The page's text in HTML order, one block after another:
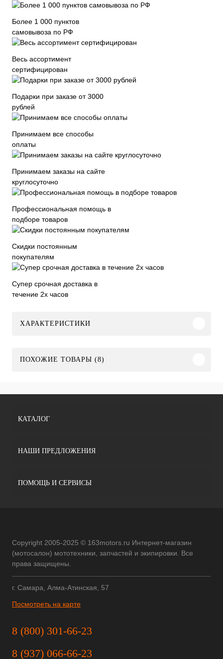
Более 1 000 пунктов
самовывоза по РФ
Весь ассортимент
сертифицирован
Подарки при заказе от 3000
рублей
Принимаем все способы
оплаты
Принимаем заказы на сайте
круглосуточно
Профессиональная помощь в
подборе товаров
Скидки постоянным
покупателям
Супер срочная доставка в
течение 2х часов
ХАРАКТЕРИСТИКИ
ПОХОЖИЕ ТОВАРЫ (8)
КАТАЛОГ
НАШИ ПРЕДЛОЖЕНИЯ
ПОМОЩЬ И СЕРВИСЫ
Copyright 2005-2025 © 163motors.ru Интернет-магазин
(мотосалон) мототехники, запчастей и экипировки. Все
права защищены.
г. Самара, Алма-Атинская, 57
Посмотреть на карте
8 (800) 301-66-23
8 (937) 066-66-23